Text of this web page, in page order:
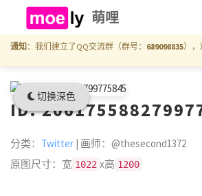
切换深色
萌哩
通知 ：我们建立了QQ交流群（群号： 689098835），
ID:
分类： Twitter | 画师：@thesecond1372
原图尺寸：宽 1022 x高 1200